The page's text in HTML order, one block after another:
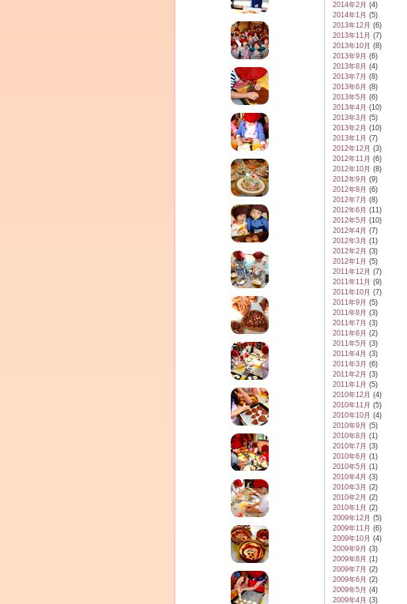
2014年2月 (4)
2014年1月 (5)
2013年12月 (6)
2013年11月 (7)
2013年10月 (8)
2013年9月 (6)
2013年8月 (4)
2013年7月 (8)
2013年6月 (8)
2013年5月 (6)
2013年4月 (10)
2013年3月 (5)
2013年2月 (10)
2013年1月 (7)
2012年12月 (3)
2012年11月 (6)
2012年10月 (8)
2012年9月 (9)
2012年8月 (6)
2012年7月 (8)
2012年6月 (11)
2012年5月 (10)
2012年4月 (7)
2012年3月 (1)
2012年2月 (3)
2012年1月 (5)
2011年12月 (7)
2011年11月 (9)
2011年10月 (7)
2011年9月 (5)
2011年8月 (3)
2011年7月 (3)
2011年6月 (2)
2011年5月 (3)
2011年4月 (3)
2011年3月 (6)
2011年2月 (3)
2011年1月 (5)
2010年12月 (4)
2010年11月 (5)
2010年10月 (4)
2010年9月 (5)
2010年8月 (1)
2010年7月 (3)
2010年6月 (1)
2010年5月 (1)
2010年4月 (3)
2010年3月 (2)
2010年2月 (2)
2010年1月 (2)
2009年12月 (5)
2009年11月 (6)
2009年10月 (4)
2009年9月 (3)
2009年8月 (1)
2009年7月 (2)
2009年6月 (2)
2009年5月 (4)
2009年4月 (3)